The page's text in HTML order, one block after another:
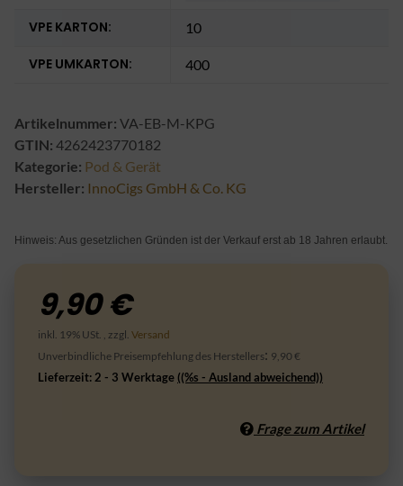
VPE KARTON: 10
VPE UMKARTON: 400
Artikelnummer: VA-EB-M-KPG
GTIN: 4262423770182
Kategorie: Pod & Gerät
Hersteller: InnoCigs GmbH & Co. KG
Hinweis: Aus gesetzlichen Gründen ist der Verkauf erst ab 18 Jahren erlaubt.
9,90 €
inkl. 19% USt. , zzgl. Versand
Unverbindliche Preisempfehlung des Herstellers: 9,90 €
Lieferzeit: 2 - 3 Werktage ((%s - Ausland abweichend))
Frage zum Artikel